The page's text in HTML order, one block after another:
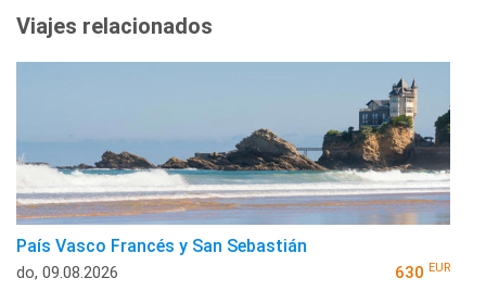
Viajes relacionados
País Vasco Francés y San Sebastián
do, 09.08.2026 630 EUR